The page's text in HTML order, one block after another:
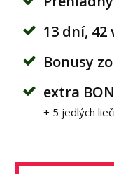
13 dní, 42
Bonusy
extra
+ 5 jedlých